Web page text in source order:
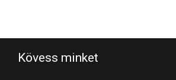
Kövess minket